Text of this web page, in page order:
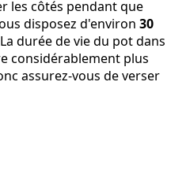
les côtés pendant que
disposez d'environ 30
durée de vie du pot dans
considérablement plus
assurez-vous de verser